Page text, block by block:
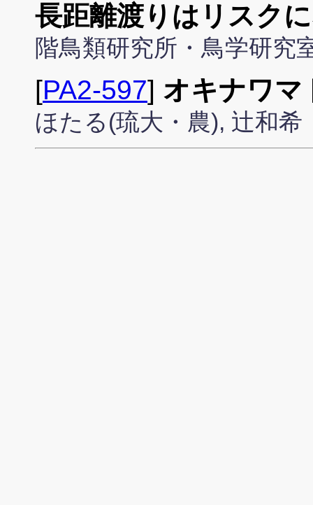
長距離渡りはリスク
階鳥類研究所・鳥学研究
[PA2-597] オキナワマ
ほたる(琉大・農), 辻和希